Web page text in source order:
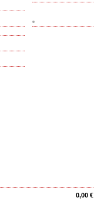
0,00 €